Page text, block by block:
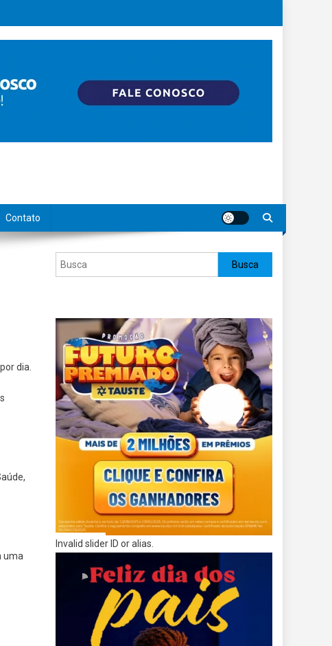
Contato
dia.
uma
Pesquisar Busca
Invalid slider ID or alias.